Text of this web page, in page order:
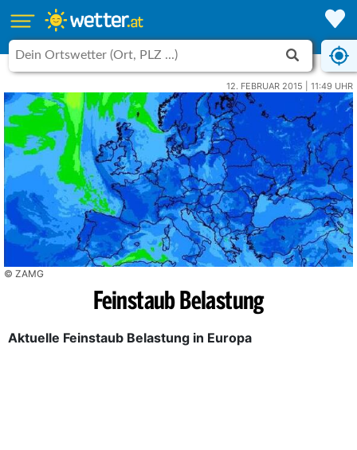
12. FEBRUAR 2015 | 11:49 UHR
© ZAMG
Feinstaub Belastung
Aktuelle Feinstaub Belastung in Europa